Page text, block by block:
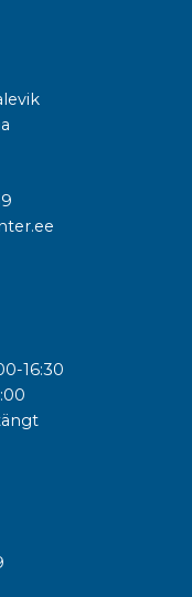
16:30